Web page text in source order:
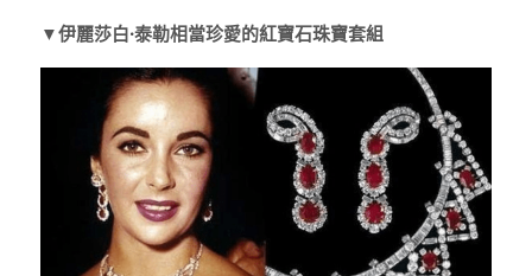
▼伊麗莎白·泰勒相當珍愛的紅寶石珠寶套組